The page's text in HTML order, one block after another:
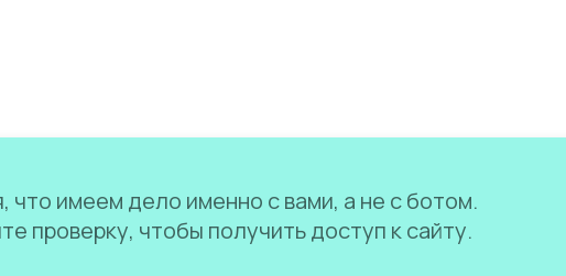
что имеем дело именно с вами, а не с ботом.
проверку, чтобы получить доступ к сайту.